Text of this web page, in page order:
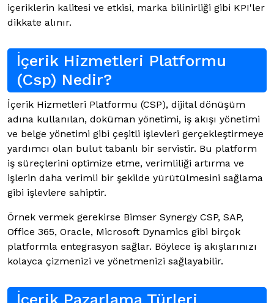
içeriklerin kalitesi ve etkisi, marka bilinirliği gibi KPI'ler
dikkate alınır.
İçerik Hizmetleri Platformu
(Csp) Nedir?
İçerik Hizmetleri Platformu (CSP), dijital dönüşüm
adına kullanılan, doküman yönetimi, iş akışı yönetimi
ve belge yönetimi gibi çeşitli işlevleri gerçekleştirmeye
yardımcı olan bulut tabanlı bir servistir. Bu platform
iş süreçlerini optimize etme, verimliliği artırma ve
işlerin daha verimli bir şekilde yürütülmesini sağlama
gibi işlevlere sahiptir.
Örnek vermek gerekirse Bimser Synergy CSP, SAP,
Office 365, Oracle, Microsoft Dynamics gibi birçok
platformla entegrasyon sağlar. Böylece iş akışlarınızı
kolayca çizmenizi ve yönetmenizi sağlayabilir.